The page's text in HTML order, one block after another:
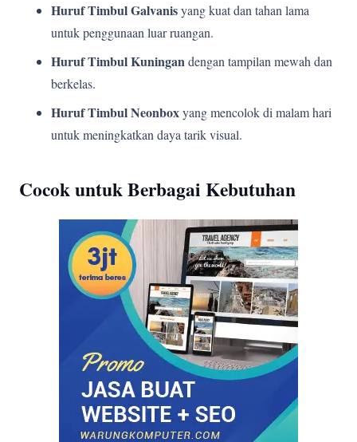
Huruf Timbul Galvanisyang kuat dan tahan lama
untuk penggunaan luar ruangan.
Huruf Timbul Kuningandengan tampilan mewah dan
berkelas.
Huruf Timbul Neonboxyang mencolok di malam hari
untuk meningkatkan daya tarik visual.
Cocok untuk Berbagai Kebutuhan